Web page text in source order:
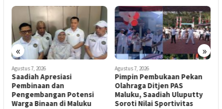
« »
Agustus 7, 2026
Saadiah Apresiasi
Pembinaan dan
Pengembangan Potensi
Warga Binaan di Maluku
Agustus 7, 2026
Pimpin Pembukaan Pekan
Olahraga Ditjen PAS
Maluku, Saadiah Uluputty
Soroti Nilai Sportivitas